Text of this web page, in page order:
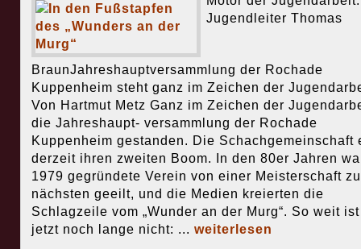
Jugendleiter Thomas
BraunJahreshauptversammlung der Rochade
Kuppenheim steht ganz im Zeichen der
Von Hartmut Metz Ganz im Zeichen der
die Jahreshaupt- versammlung der Rochade
Kuppenheim gestanden. Die Schachgemeinschaft
derzeit ihren zweiten Boom. In den 80er Jahren
1979 gegründete Verein von einer Meisterschaft
nächsten geeilt, und die Medien kreierten die
Schlagzeile vom „Wunder an der Murg“. So weit
jetzt noch lange nicht: ... weiterlesen